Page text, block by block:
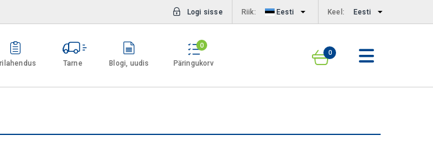
Logi sisse Riik: Eesti Keel: Eesti
Tarne Blogi, uudis
0
Päringukorv
0